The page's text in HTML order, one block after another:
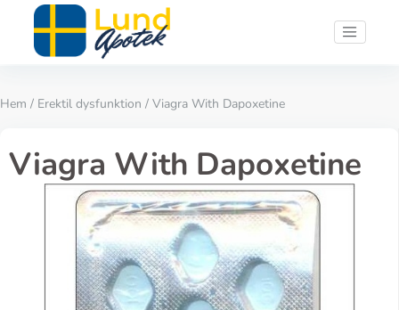
Hem / Erektil dysfunktion / Viagra With Dapoxetine
Viagra With Dapoxetine